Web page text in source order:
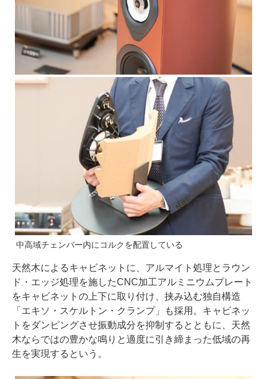
中高域チェンバー内にコルクを配置している
天然木によるキャビネットに、アルマイト処理とラウン
ド・エッジ処理を施したCNC加工アルミニウムプレート
をキャビネットの上下に取り付け、挟み込む独自構造
「エキソ・スケルトン・クランプ」も採用。キャビネッ
トをダンピングさせ振動成分を抑制するとともに、天然
木ならではの豊かな鳴りと適度に引き締まった低域の再
生を実現するという。